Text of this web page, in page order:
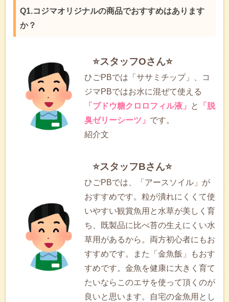
Q1.コジマオリジナルの商品でおすすめはあります
か？
⭐スタッフOさん⭐
ひごPBでは「ササミチップ」、コ
ジマPBではお水に混ぜて使える
「ブドウ糖クロロフィル液」
と
「脱
臭ゼリーシーツ」 です。
紹介文
⭐スタッフBさん⭐
ひごPBでは、「アースソイル」が
おすすめです。粒が潰れにくくて使
いやすい観賞魚用と水草が美しく育
ち、既製品に比べ苔の生えにくい水
草用があるから。両方初心者にもお
すすめです。また「金魚飯」もおす
すめです。金魚を健康に大きく育て
たいならこのエサを使って頂くのが
良いと思います。自宅の金魚用とし